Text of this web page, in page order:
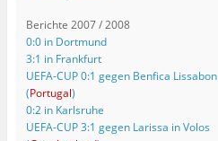
Berichte 2007 / 2008
0:0 in Dortmund
3:1 in Frankfurt
UEFA-CUP 0:1 gegen Benfica Lissabon
(Portugal)
0:2 in Karlsruhe
UEFA-CUP 3:1 gegen Larissa in Volos